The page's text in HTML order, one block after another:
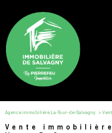
Agence immobilière La-Tour-de-Salvagny
Vente